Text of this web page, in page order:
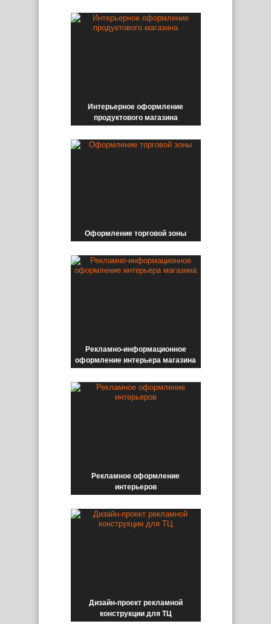
Интерьерное оформление
продуктового магазина
Оформление торговой зоны
Рекламно-информационное
оформление интерьера магазина
Рекламное оформление
интерьеров
Дизайн-проект рекламной
конструкции для ТЦ